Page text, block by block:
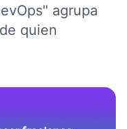
agrupa
quien